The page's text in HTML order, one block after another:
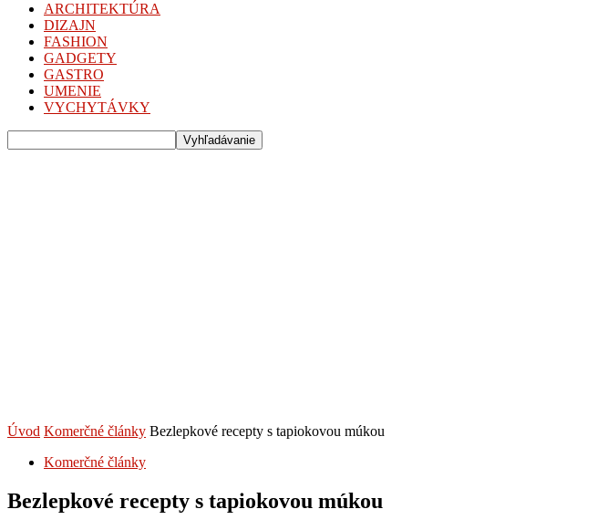
ARCHITEKTÚRA
DIZAJN
FASHION
GADGETY
GASTRO
UMENIE
VYCHYTÁVKY
Úvod Komerčné články Bezlepkové recepty s tapiokovou múkou
Komerčné články
Bezlepkové recepty s tapiokovou múkou